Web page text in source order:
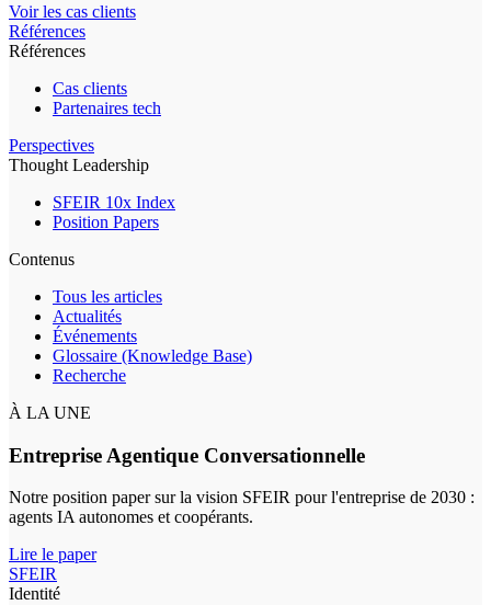
Voir les cas clients
Références
Références
Cas clients
Partenaires tech
Perspectives
Thought Leadership
SFEIR 10x Index
Position Papers
Contenus
Tous les articles
Actualités
Événements
Glossaire (Knowledge Base)
Recherche
À LA UNE
Entreprise Agentique Conversationnelle
Notre position paper sur la vision SFEIR pour l'entreprise de 2030 :
agents IA autonomes et coopérants.
Lire le paper
SFEIR
Identité